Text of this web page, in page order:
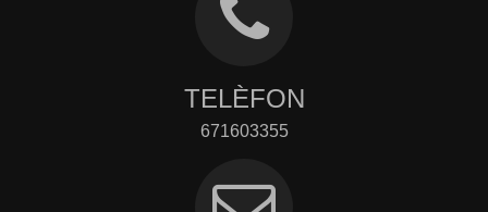
TELÈFON
671603355